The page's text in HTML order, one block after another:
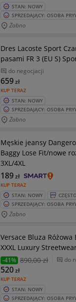
STAN: NOWY
SPRZEDAJĄCY: OSOBA
Żabno
Dres Lacoste Sport
pasami FR 3 (EU S)
do negocjacji
KUP TERAZ
659zł
STAN: NOWY
SPRZEDAJĄCY: OSOBA
Żabno
Męskie jeansy
Baggy Lose Fit/nowe
3XL/4XL
KUP TERAZ
189zł
STAN: NOWY
SPRZEDAJĄCY: OSOBA
Żabno
Versace Bluza Różowa
XXXL Luxury
-41% 890,00 zł do
KUP TERAZ
520zł
STAN: NOWY
SPRZEDAJĄCY: OSOBA